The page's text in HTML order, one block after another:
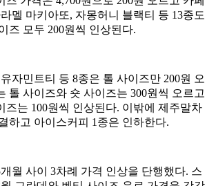
멜 마키아또, 자몽허니 블랙티 등 13종도
즈 모두 200원씩 인상된다.
자민트티 등 8종은 톨 사이즈만 200원 오
톨 사이즈와 숏 사이즈는 300원씩 오르고
즈는 100원씩 인상된다. 이밖에 제주말차
하고 아이스커피 1종은 인하한다.
월 사이 3차례 가격 인상을 단행했다. 스